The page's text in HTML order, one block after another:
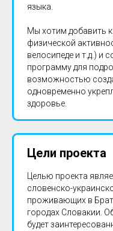
языка.
Мы хотим добавить
физической
велосипеде и т.д.) и
программу для
возможностью
одновременно
здоровье.
Цели проекта
Целью проекта
словенско-
проживающих в
городах Словакии.
будет